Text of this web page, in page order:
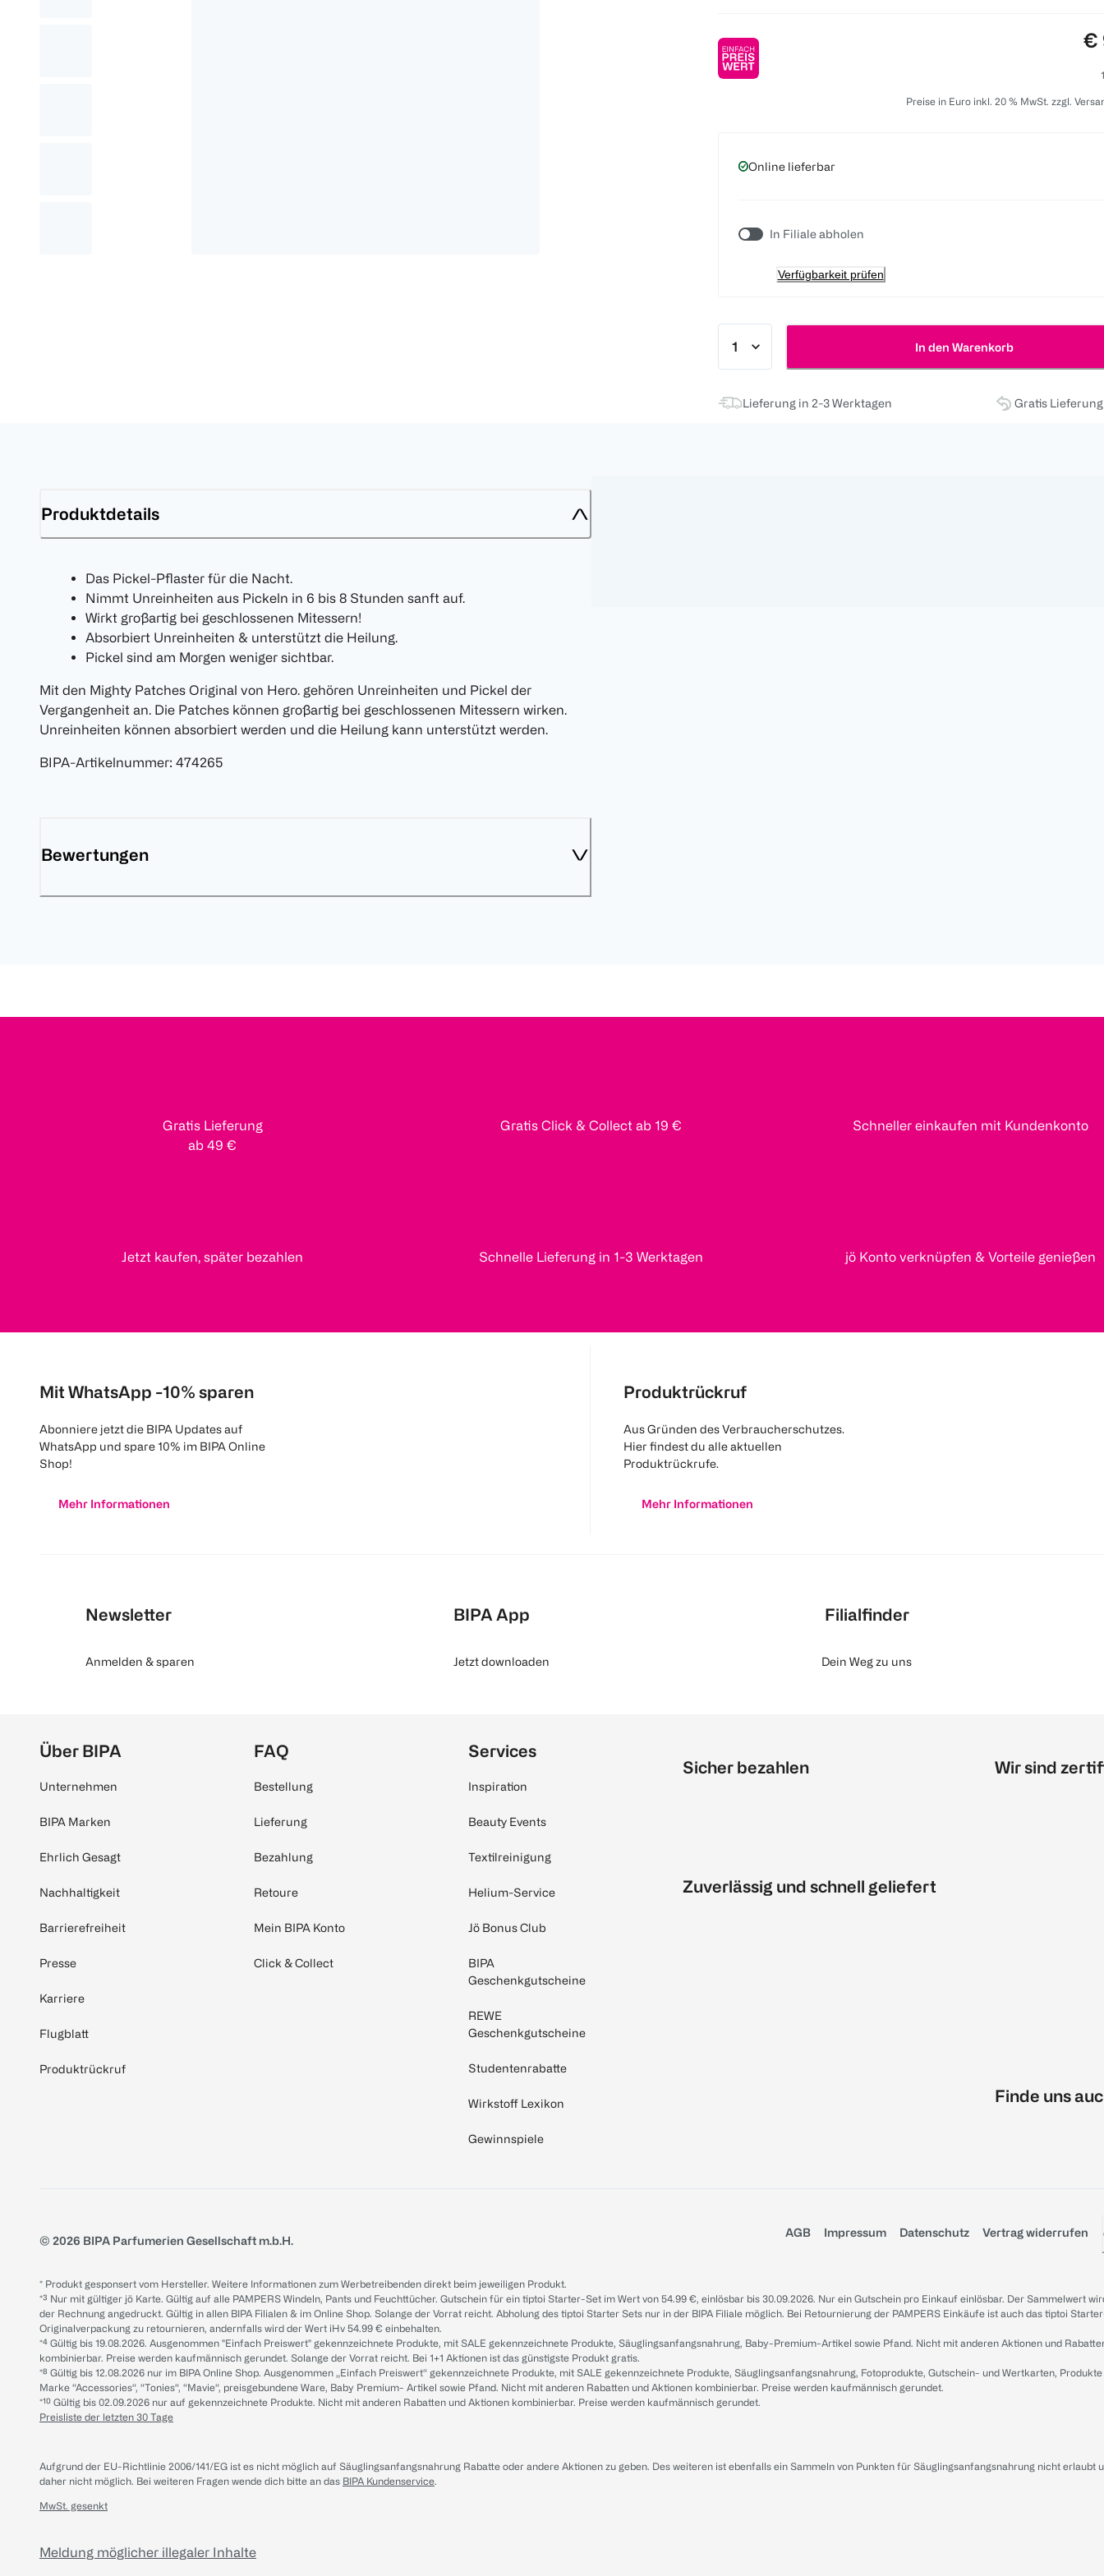
€
Preise in Euro inkl. 20 % MwSt. zzgl.
Online lieferbar
In Filiale abholen
Verfügbarkeit prüfen
In den Warenkorb
Lieferung in 2-3 Werktagen Gratis
Produktdetails
Das Pickel-Pflaster für die Nacht.
Nimmt Unreinheiten aus Pickeln in 6 bis 8 Stunden sanft auf.
Wirkt großartig bei geschlossenen Mitessern!
Absorbiert Unreinheiten & unterstützt die Heilung.
Pickel sind am Morgen weniger sichtbar.
Mit den Mighty Patches Original von Hero. gehören Unreinheiten und Pickel der
Vergangenheit an. Die Patches können großartig bei geschlossenen Mitessern wirken.
Unreinheiten können absorbiert werden und die Heilung kann unterstützt werden.
BIPA-Artikelnummer: 474265
Bewertungen
Gratis Lieferung
ab 49 €
Gratis Click & Collect ab 19 € Schneller einkaufen mit Kundenkonto
Jetzt kaufen, später bezahlen Schnelle Lieferung in 1-3 Werktagen jö Konto verknüpfen & Vorteile genießen
Mit WhatsApp -10% sparen
Abonniere jetzt die BIPA Updates auf
WhatsApp und spare 10% im BIPA Online
Shop!
Mehr Informationen
Produktrückruf
Aus Gründen des Verbraucherschutzes.
Hier findest du alle aktuellen
Produktrückrufe.
Mehr Informationen
Newsletter
Anmelden & sparen
BIPA App
Jetzt downloaden
Filialfinder
Dein Weg zu uns
Über BIPA
Unternehmen
BIPA Marken
Ehrlich Gesagt
Nachhaltigkeit
Barrierefreiheit
Presse
Karriere
Flugblatt
Produktrückruf
FAQ
Bestellung
Lieferung
Bezahlung
Retoure
Mein BIPA Konto
Click & Collect
Services
Inspiration
Beauty Events
Textilreinigung
Helium-Service
Jö Bonus Club
BIPA
Geschenkgutscheine
REWE
Geschenkgutscheine
Studentenrabatte
Wirkstoff Lexikon
Gewinnspiele
Sicher bezahlen
Zuverlässig und schnell geliefert
Wir sind
Finde uns
© 2026 BIPA Parfumerien Gesellschaft m.b.H.
AGB Impressum Datenschutz Vertrag widerrufen
* Produkt gesponsert vom Hersteller. Weitere Informationen zum Werbetreibenden direkt beim jeweiligen Produkt.
*³ Nur mit gültiger jö Karte. Gültig auf alle PAMPERS Windeln, Pants und Feuchttücher. Gutschein für ein tiptoi Starter-Set im Wert von 54.99 €, einlösbar bis 30.09.2026. Nur ein Gutschein pro Einkauf einlösbar. Der Sammelwert
der Rechnung angedruckt. Gültig in allen BIPA Filialen & im Online Shop. Solange der Vorrat reicht. Abholung des tiptoi Starter Sets nur in der BIPA Filiale möglich. Bei Retournierung der PAMPERS Einkäufe ist auch das tiptoi
Originalverpackung zu retournieren, andernfalls wird der Wert iHv 54.99 € einbehalten.
*⁴ Gültig bis 19.08.2026. Ausgenommen "Einfach Preiswert" gekennzeichnete Produkte, mit SALE gekennzeichnete Produkte, Säuglingsanfangsnahrung, Baby-Premium-Artikel sowie Pfand. Nicht mit anderen Aktionen und
kombinierbar. Preise werden kaufmännisch gerundet. Solange der Vorrat reicht. Bei 1+1 Aktionen ist das günstigste Produkt gratis.
*⁸ Gültig bis 12.08.2026 nur im BIPA Online Shop. Ausgenommen „Einfach Preiswert“ gekennzeichnete Produkte, mit SALE gekennzeichnete Produkte, Säuglingsanfangsnahrung, Fotoprodukte, Gutschein- und Wertkarten,
Marke “Accessories“, “Tonies“, “Mavie“, preisgebundene Ware, Baby Premium- Artikel sowie Pfand. Nicht mit anderen Rabatten und Aktionen kombinierbar. Preise werden kaufmännisch gerundet.
*¹⁰ Gültig bis 02.09.2026 nur auf gekennzeichnete Produkte. Nicht mit anderen Rabatten und Aktionen kombinierbar. Preise werden kaufmännisch gerundet.
Preisliste der letzten 30 Tage
Aufgrund der EU-Richtlinie 2006/141/EG ist es nicht möglich auf Säuglingsanfangsnahrung Rabatte oder andere Aktionen zu geben. Des weiteren ist ebenfalls ein Sammeln von Punkten für Säuglingsanfangsnahrung nicht erlaubt
daher nicht möglich. Bei weiteren Fragen wende dich bitte an das BIPA Kundenservice.
MwSt. gesenkt
Meldung möglicher illegaler Inhalte